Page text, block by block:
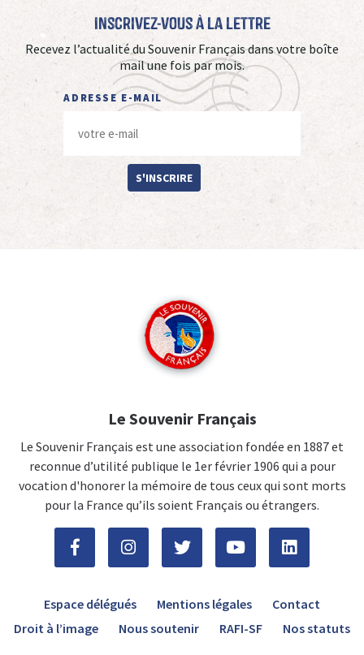
Inscrivez-vous à La Lettre
Recevez l’actualité du Souvenir Français dans votre boîte
mail une fois par mois.
ADRESSE E-MAIL
S'INSCRIRE
Le Souvenir Français
Le Souvenir Français est une association fondée en 1887 et
reconnue d’utilité publique le 1er février 1906 qui a pour
vocation d'honorer la mémoire de tous ceux qui sont morts
pour la France qu’ils soient Français ou étrangers.
Espace délégués Mentions légales
Contact
Droit à l’image
Nous soutenir RAFI-SF Nos statuts